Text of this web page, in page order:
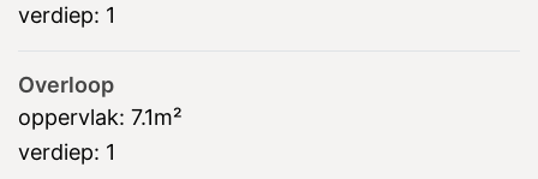
verdiep: 1
Overloop
oppervlak: 7.1m²
verdiep: 1